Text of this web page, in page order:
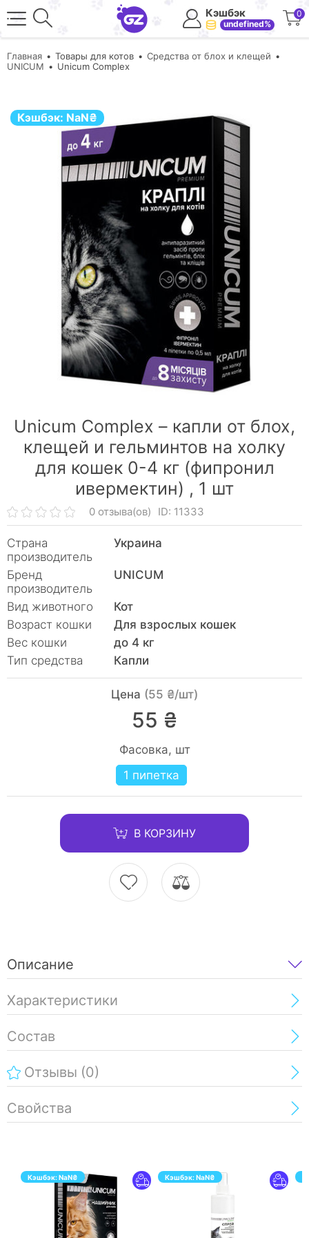
Кэшбэк
undefined%
0
Главная Товары для котов
Средства от блох и клещей
UNICUM
Unicum Complex
Кэшбэк: NaN₴
Unicum Complex – капли от блох,
клещей и гельминтов на холку
для кошек 0-4 кг (фипронил
ивермектин) , 1 шт
0 отзыва(ов) ID: 11333
Страна
производитель
Украина
Бренд
производитель
UNICUM
Вид животного
Кот
Возраст кошки
Для взрослых кошек
Вес кошки
до 4 кг
Тип средства
Капли
Цена (55 ₴/шт)
55 ₴
Фасовка, шт
1 пипетка
В КОРЗИНУ
Описание
Характеристики
Состав
Отзывы (0)
Свойства
Кэшбэк:NaN₴ Кэшбэк:NaN₴